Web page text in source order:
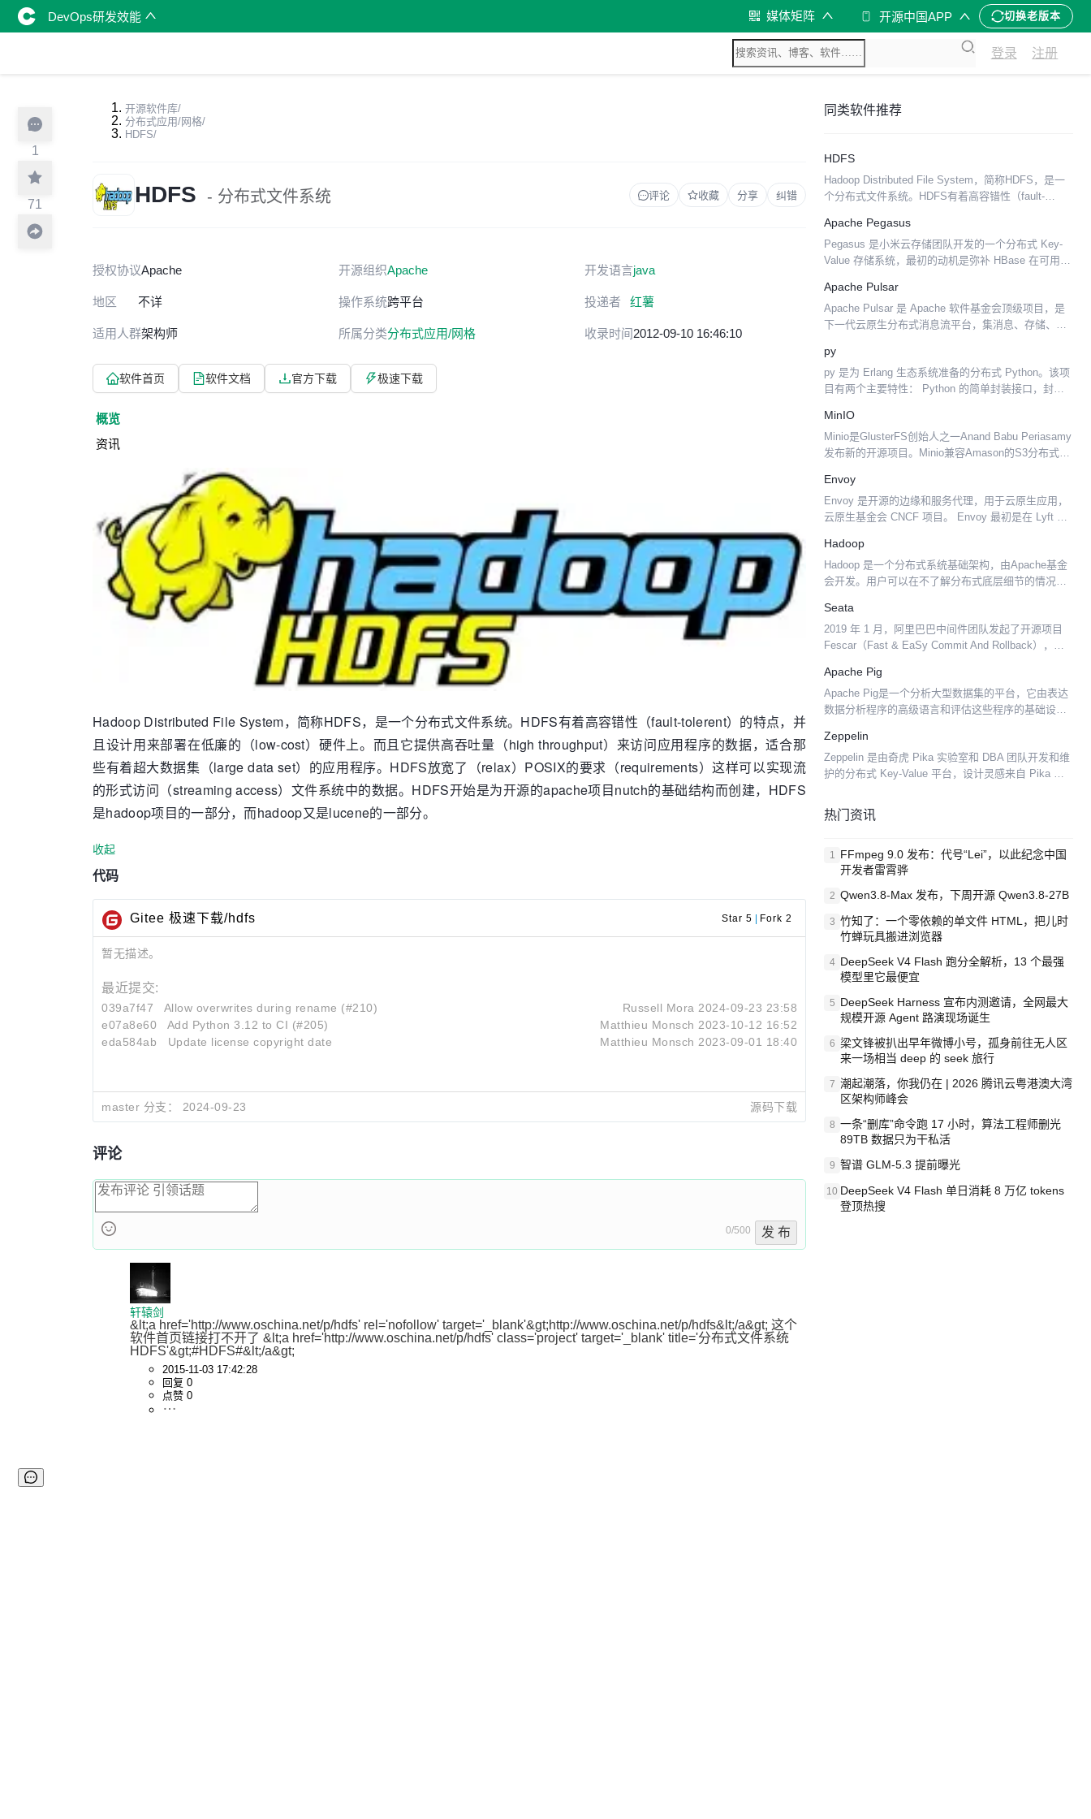
DevOps研发效能 媒体矩阵 开源中国APP 切换老版本
登录 注册
1
71
开源软件库/
分布式应用/网格/
HDFS/
HDFS - 分布式文件系统 评论 收藏 分享 纠错
授权协议Apache 开源组织Apache 开发语言java
地区 不详 操作系统跨平台 投递者 红薯
适用人群架构师 所属分类分布式应用/网格 收录时间2012-09-10 16:46:10
软件首页 软件文档 官方下载 极速下载
概览
资讯
Hadoop Distributed File System，简称HDFS，是一个分布式文件系统。HDFS有着高容错性（fault-tolerent）的特点，并
且设计用来部署在低廉的（low-cost）硬件上。而且它提供高吞吐量（high throughput）来访问应用程序的数据，适合那
些有着超大数据集（large data set）的应用程序。HDFS放宽了（relax）POSIX的要求（requirements）这样可以实现流
的形式访问（streaming access）文件系统中的数据。HDFS开始是为开源的apache项目nutch的基础结构而创建，HDFS
是hadoop项目的一部分，而hadoop又是lucene的一部分。
收起
代码
Gitee 极速下载/hdfs Star 5 | Fork 2
暂无描述。
最近提交:
039a7f47 Allow overwrites during rename (#210) Russell Mora 2024-09-23 23:58
e07a8e60
Add Python 3.12 to CI (#205) Matthieu Monsch 2023-10-12 16:52
eda584ab
Update license copyright date Matthieu Monsch 2023-09-01 18:40
master 分支： 2024-09-23 源码下载
评论
0/500 发 布
轩辕剑
&lt;a href='http://www.oschina.net/p/hdfs' rel='nofollow' target='_blank'&gt;http://www.oschina.net/p/hdfs&lt;/a&gt; 这个
软件首页链接打不开了 &lt;a href='http://www.oschina.net/p/hdfs' class='project' target='_blank' title='分布式文件系统
HDFS'&gt;#HDFS#&lt;/a&gt;
2015-11-03 17:42:28
回复 0
点赞 0
同类软件推荐
HDFS
Hadoop Distributed File System，简称HDFS，是一
个分布式文件系统。HDFS有着高容错性（fault-
cost...
Apache Pegasus
Pegasus 是小米云存储团队开发的一个分布式 Key-
Value 存储系统，最初的动机是弥补 HBase 在可用性
用 C++ 语言开发...
Apache Pulsar
Apache Pulsar 是 Apache 软件基金会顶级项目，是
下一代云原生分布式消息流平台，集消息、存储、轻
Yahoo 内部开发和部署，支持...
py
py 是为 Erlang 生态系统准备的分布式 Python。该项
目有两个主要特性： Python 的简单封装接口，封装
取模块级常量 实例化...
MinIO
Minio是GlusterFS创始人之一Anand Babu Periasamy
发布新的开源项目。Minio兼容Amason的S3分布式对
Java,Pyth...
Envoy
Envoy 是开源的边缘和服务代理，用于云原生应用，
云原生基金会 CNCF 项目。 Envoy 最初是在 Lyft 构
分布式代理，以及为大型微服务 ...
Hadoop
Hadoop 是一个分布式系统基础架构，由Apache基金
会开发。用户可以在不了解分布式底层细节的情况
和存储。Hadoop实现了一个分布式文件系统（Had...
Seata
2019 年 1 月，阿里巴巴中间件团队发起了开源项目
Fescar（Fast & EaSy Commit And Rollback），和
景是让分...
Apache Pig
Apache Pig是一个分析大型数据集的平台，它由表达
数据分析程序的高级语言和评估这些程序的基础设施
行化，进而使其能够处理非常大的数据集。 目前，
P...
Zeppelin
Zeppelin 是由奇虎 Pika 实验室和 DBA 团队开发和维
护的分布式 Key-Value 平台，设计灵感来自 Pika 和
扩展性...
热门资讯
1 FFmpeg 9.0 发布：代号“Lei”，以此纪念中国
开发者雷霄骅
2 Qwen3.8-Max 发布，下周开源 Qwen3.8-27B
3 竹知了：一个零依赖的单文件 HTML，把儿时
竹蝉玩具搬进浏览器
4 DeepSeek V4 Flash 跑分全解析，13 个最强
模型里它最便宜
5 DeepSeek Harness 宣布内测邀请，全网最大
规模开源 Agent 路演现场诞生
6 梁文锋被扒出早年微博小号，孤身前往无人区
来一场相当 deep 的 seek 旅行
7 潮起潮落，你我仍在 | 2026 腾讯云粤港澳大湾
区架构师峰会
8 一条“删库”命令跑 17 小时，算法工程师删光
89TB 数据只为干私活
9 智谱 GLM-5.3 提前曝光
10 DeepSeek V4 Flash 单日消耗 8 万亿 tokens
登顶热搜